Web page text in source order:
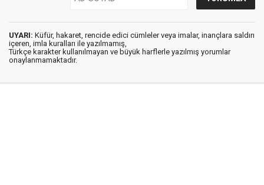
UYARI: Küfür, hakaret, rencide edici cümleler veya imalar, inançlara saldırı
içeren, imla kuralları ile yazılmamış,
Türkçe karakter kullanılmayan ve büyük harflerle yazılmış yorumlar
onaylanmamaktadır.